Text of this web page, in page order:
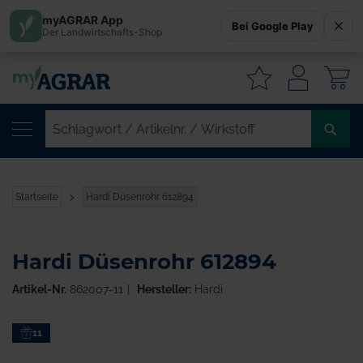
Startseite Hardi Düsenrohr 612894
Zum11
Hardi Düsenrohr 612894
Artikel-Nr. 862007-11 Hersteller:Hardi
myAGRAR App
Der Landwirtschafts-Shop Bei Google Play